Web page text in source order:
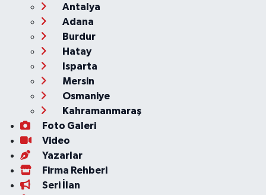
Antalya
Adana
Burdur
Hatay
Isparta
Mersin
Osmaniye
Kahramanmaraş
Foto Galeri
Video
Yazarlar
Firma Rehberi
Seri İlan